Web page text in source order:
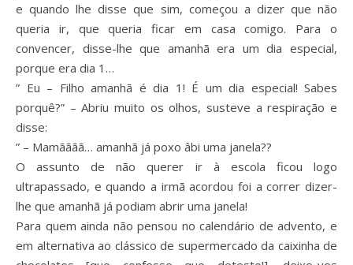
e quando lhe disse que sim, começou a dizer que não
queria ir, que queria ficar em casa comigo. Para o
convencer, disse-lhe que amanhã era um dia especial,
porque era dia 1…
” Eu – Filho amanhã é dia 1! É um dia especial! Sabes
porquê?” – Abriu muito os olhos, susteve a respiração e
disse:
” – Mamãããã… amanhã já poxo âbi uma janela??
O assunto de não querer ir à escola ficou logo
ultrapassado, e quando a irmã acordou foi a correr dizer-
lhe que amanhã já podiam abrir uma janela!
Para quem ainda não pensou no calendário de advento, e
em alternativa ao clássico de supermercado da caixinha de